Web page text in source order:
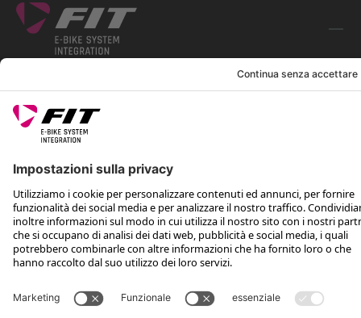
SEGUICI SU
*Prezzo al dettaglio consigliato IVA inclusa più spese di spedizione e TSA
Rotax Bike Technology AG © 2025